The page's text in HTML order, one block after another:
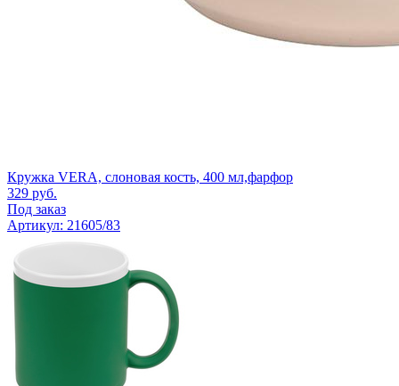
Кружка VERA, слоновая кость, 400 мл,фарфор
329 руб.
Под заказ
Артикул: 21605/83